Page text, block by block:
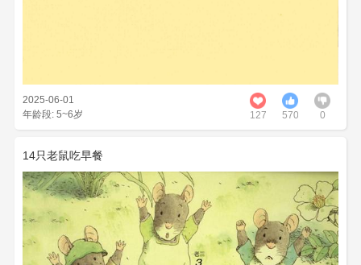
2025-06-01
年龄段: 5~6岁
127 570 0
14只老鼠吃早餐